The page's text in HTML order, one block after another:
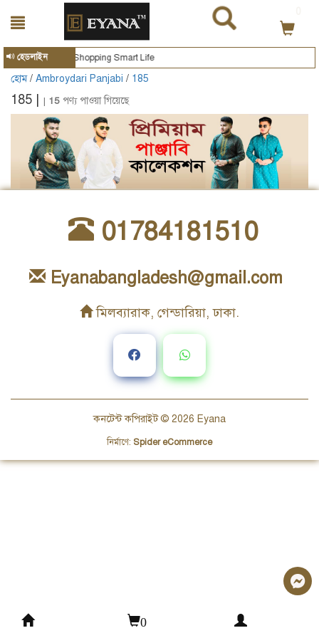
হেডলাইনSmart Shopping Smart Life
হোম/ Ambroydari Panjabi / 185
185 | | 15 পণ্য পাওয়া গিয়েছে
01784181510
Eyanabangladesh@gmail.com
মিলব্যারাক, গেন্ডারিয়া, ঢাকা.
কনটেন্ট কপিরাইট © 2026 Eyana
নির্মাণে: Spider eCommerce
0